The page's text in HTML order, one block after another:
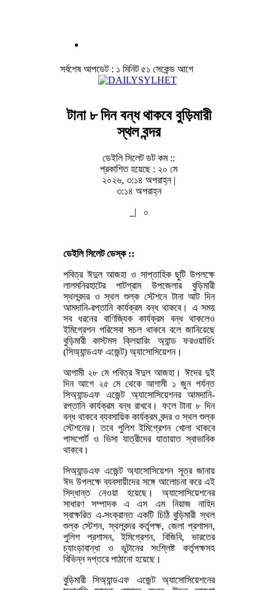
সর্বশেষ আপডেট : ১ মিনিট ৫১ সেকেন্ড আগে
টানা ৮ দিন বন্ধ থাকবে বুড়িমারী
স্থল বন্দর
ডেইলি সিলেট ডট কম ::
প্রকাশিত হয়েছে : ২০ মে
২০২৬, ৩:১৪ অপরাহ্ন |
৩:১৪ অপরাহ্ন
|
০
ডেইলি সিলেট ডেস্ক ::
পবিত্র ঈদুল আজহা ও সাপ্তাহিক ছুটি উপলক্ষে
লালমনিরহাটের পাটগ্রাম উপজেলার বুড়িমারী
স্থলবন্দর ও স্থল শুল্ক স্টেশনে টানা আট দিন
আমদানি-রপ্তানি কার্যক্রম বন্ধ থাকবে। এ সময়
সব ধরনের বাণিজ্যিক কার্যক্রম বন্ধ থাকলেও
ইমিগ্রেশন পরিসেবা সচল থাকবে বলে জানিয়েছে
বুড়িমারী কাস্টমস ক্লিয়ারিং অ্যান্ড ফরওয়ার্ডিং
(সিঅ্যান্ডএফ এজেন্ট) অ্যাসোসিয়েশন।
আগামী ২৮ মে পবিত্র ঈদুল আজহা। ঈদের দুই
দিন আগে ২৫ মে থেকে আগামী ১ জুন পর্যন্ত
সিঅ্যান্ডএফ এজেন্ট অ্যাসোসিয়েশনর আমদানি-
রপ্তানি কার্যক্রম বন্ধ রাখবে। ফলে টানা ৮ দিন
বন্ধ থাকবে ব্যবসায়িক কার্যক্রম বন্দর ও স্থল শুল্ক
স্টেশনের। তবে পুলিশ ইমিগ্রেশন খোলা থাকবে
পাসপোর্ট ও ভিসা যাত্রীদের যাতায়াত স্বাভাবিক
থাকবে।
সিঅ্যান্ডএফ এজেন্ট অ্যাসোসিয়েশন সূত্র জানায়
ঈদ উপলক্ষে ব্যবসায়ীদের সঙ্গে আলোচনা করে এই
সিদ্ধান্ত নেওয়া হয়েছে। অ্যাসোসিয়েশনের
সাধারণ সম্পাদক এ এস এম নিয়াজ নাহিদ
স্বাক্ষরিত এ-সংক্রান্ত একটি চিঠি বুড়িমারী স্থল
শুল্ক স্টেশন, স্থলবন্দর কর্তৃপক্ষ, জেলা প্রশাসন,
পুলিশ প্রশাসন, ইমিগ্রেশন, বিজিবি, ভারতের
চ্যাংড়াবান্ধা ও ভুটানের সংশ্লিষ্ট কর্তৃপক্ষসহ
বিভিন্ন দপ্তরে পাঠানো হয়েছে।
বুড়িমারী সিঅ্যান্ডএফ এজেন্ট অ্যাসোসিয়েশনের